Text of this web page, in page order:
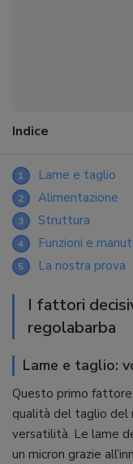
Indice
1 Lame e taglio
2 Alimentazione
3 Struttura
4 Funzioni e
5 La nostra prova
I fattori
regolabarba
Lame e taglio:
Questo primo
qualità del taglio del
versatilità. Le lame
un micron grazie